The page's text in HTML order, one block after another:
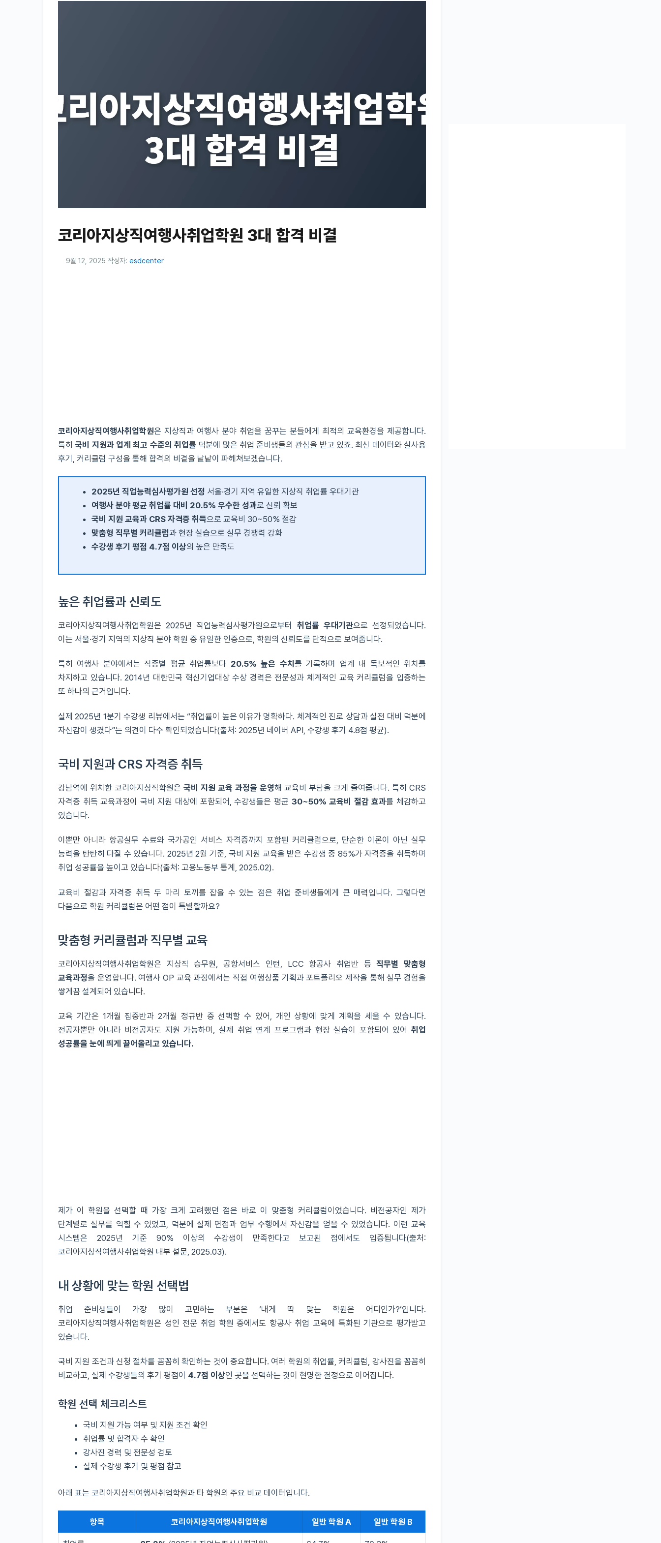
코리아지상직여행사취업학원 3대 합격 비결
9월 12, 2025 작성자: esdcenter
코리아지상직여행사취업학원은 지상직과 여행사 분야 취업을 꿈꾸는 분들에게 최적의 교육환경을 제공합니다.
특히국비 지원과 업계 최고 수준의 취업률 덕분에 많은 취업 준비생들의 관심을 받고 있죠. 최신 데이터와 실사용
후기, 커리큘럼 구성을 통해 합격의 비결을 낱낱이 파헤쳐보겠습니다.
2025년 직업능력심사평가원 선정 서울·경기 지역 유일한 지상직 취업률 우대기관
여행사 분야 평균 취업률 대비 20.5% 우수한 성과로 신뢰 확보
국비 지원 교육과 CRS 자격증 취득으로 교육비 30~50% 절감
맞춤형 직무별 커리큘럼과 현장 실습으로 실무 경쟁력 강화
수강생 후기 평점 4.7점 이상의 높은 만족도
높은 취업률과 신뢰도
코리아지상직여행사취업학원은 2025년 직업능력심사평가원으로부터 취업률 우대기관으로 선정되었습니다.
이는 서울·경기 지역의 지상직 분야 학원 중 유일한 인증으로, 학원의 신뢰도를 단적으로 보여줍니다.
특히 여행사 분야에서는 직종별 평균 취업률보다 20.5% 높은 수치 를 기록하며 업계 내 독보적인 위치를
차지하고 있습니다. 2014년 대한민국 혁신기업대상 수상 경력은 전문성과 체계적인 교육 커리큘럼을 입증하는
또 하나의 근거입니다.
실제 2025년 1분기 수강생 리뷰에서는 “취업률이 높은 이유가 명확하다. 체계적인 진로 상담과 실전 대비 덕분에
자신감이 생겼다”는 의견이 다수 확인되었습니다(출처: 2025년 네이버 API, 수강생 후기 4.8점 평균).
국비 지원과 CRS 자격증 취득
강남역에 위치한 코리아지상직학원은 국비 지원 교육 과정을 운영해 교육비 부담을 크게 줄여줍니다. 특히 CRS
자격증 취득 교육과정이 국비 지원 대상에 포함되어, 수강생들은 평균 30~50% 교육비 절감 효과를 체감하고
있습니다.
이뿐만 아니라 항공실무 수료와 국가공인 서비스 자격증까지 포함된 커리큘럼으로, 단순한 이론이 아닌 실무
능력을 탄탄히 다질 수 있습니다. 2025년 2월 기준, 국비 지원 교육을 받은 수강생 중 85%가 자격증을 취득하며
취업 성공률을 높이고 있습니다(출처: 고용노동부 통계, 2025.02).
교육비 절감과 자격증 취득 두 마리 토끼를 잡을 수 있는 점은 취업 준비생들에게 큰 매력입니다. 그렇다면
다음으로 학원 커리큘럼은 어떤 점이 특별할까요?
맞춤형 커리큘럼과 직무별 교육
코리아지상직여행사취업학원은 지상직 승무원, 공항서비스 인턴, LCC 항공사 취업반 등직무별 맞춤형
교육과정을 운영합니다. 여행사 OP 교육 과정에서는 직접 여행상품 기획과 포트폴리오 제작을 통해 실무 경험을
쌓게끔 설계되어 있습니다.
교육 기간은 1개월 집중반과 2개월 정규반 중 선택할 수 있어, 개인 상황에 맞게 계획을 세울 수 있습니다.
전공자뿐만 아니라 비전공자도 지원 가능하며, 실제 취업 연계 프로그램과 현장 실습이 포함되어 있어 취업
성공률을 눈에 띄게 끌어올리고 있습니다.
제가 이 학원을 선택할 때 가장 크게 고려했던 점은 바로 이 맞춤형 커리큘럼이었습니다. 비전공자인 제가
단계별로 실무를 익힐 수 있었고, 덕분에 실제 면접과 업무 수행에서 자신감을 얻을 수 있었습니다. 이런 교육
시스템은 2025년 기준 90% 이상의 수강생이 만족한다고 보고된 점에서도 입증됩니다(출처:
코리아지상직여행사취업학원 내부 설문, 2025.03).
내 상황에 맞는 학원 선택법
취업 준비생들이 가장 많이 고민하는 부분은 ‘내게 딱 맞는 학원은 어디인가?’입니다.
코리아지상직여행사취업학원은 성인 전문 취업 학원 중에서도 항공사 취업 교육에 특화된 기관으로 평가받고
있습니다.
국비 지원 조건과 신청 절차를 꼼꼼히 확인하는 것이 중요합니다. 여러 학원의 취업률, 커리큘럼, 강사진을 꼼꼼히
비교하고, 실제 수강생들의 후기 평점이 4.7점 이상인 곳을 선택하는 것이 현명한 결정으로 이어집니다.
학원 선택 체크리스트
국비 지원 가능 여부 및 지원 조건 확인
취업률 및 합격자 수 확인
강사진 경력 및 전문성 검토
실제 수강생 후기 및 평점 참고
아래 표는 코리아지상직여행사취업학원과 타 학원의 주요 비교 데이터입니다.
항목 코리아지상직여행사취업학원 일반 학원 A 일반 학원 B